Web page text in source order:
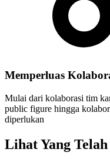
Memperluas
Mulai dari kolaborasi tim
public figure hingga
diperlukan
Lihat Yang